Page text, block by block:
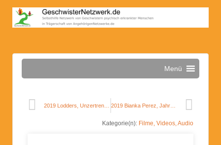
Menü
2019 Lodders, Unzertrennlich 2019 Bianka Perez, Jahrelang kämpft sie für ihren Bruder Michael
Kategorie(n): Filme, Videos, Audio